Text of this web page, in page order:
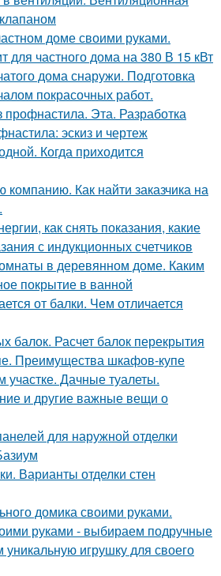
доме своими руками.
для частного дома на 380 В 15 кВт
дома снаружи. Подготовка
покрасочных работ.
профнастила. Эта. Разработка
эскиз и чертеж
Когда приходится
компанию. Как найти заказчика на
как снять показания, какие
с индукционных счетчиков
в деревянном доме. Каким
покрытие в ванной
от балки. Чем отличается
балок. Расчет балок перекрытия
Преимущества шкафов-купе
участке. Дачные туалеты.
и другие важные вещи о
для наружной отделки
Варианты отделки стен
домика своими руками.
руками - выбираем подручные
игрушку для своего